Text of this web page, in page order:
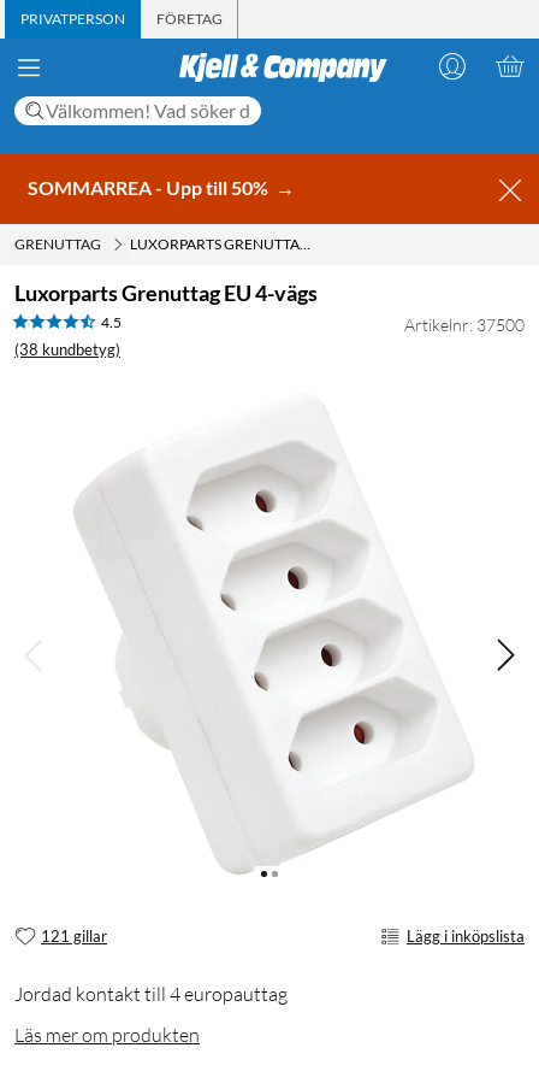
PRIVATPERSON FÖRETAG
SOMMARREA - Upp till 50% →
GRENUTTAG LUXORPARTS GRENUTTAG EU 4-VÄGS
Luxorparts Grenuttag EU 4-vägs
4.5
(38 kundbetyg)
Artikelnr: 37500
121 gillar Lägg i inköpslista
Jordad kontakt till 4 europauttag
Läs mer om produkten